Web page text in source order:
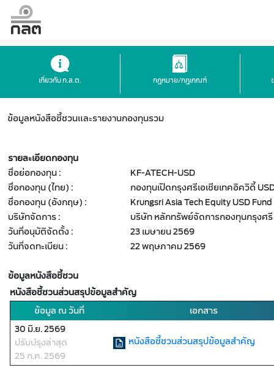
เกี่ยวกับ ก.ล.ต. กฎหมาย/กฎเกณฑ์
ข้อมูลหนังสือชี้ชวนและรายงานกองทุนรวม
รายละเอียดกองทุน
ชื่อย่อกองทุน :
KF-ATECH-USD
ชื่อกองทุน (ไทย) :
กองทุนเปิดกรุงศรีเอเชียเทคอิควิตี้
ชื่อกองทุน (อังกฤษ) :
Krungsri Asia Tech Equity USD Fund
บริษัทจัดการ :
บริษัท หลักทรัพย์จัดการกองทุนกรุงศ
วันที่อนุมัติจัดตั้ง :
23 เมษายน 2569
วันที่จดทะเบียน :
22 พฤษภาคม 2569
ข้อมูลหนังสือชี้ชวน
หนังสือชี้ชวนส่วนสรุปข้อมูลสำคัญ
ข้อมูล ณ วันที่
เอกสาร
30 มิ.ย. 2569
ปรับปรุงล่าสุด
25 ก.ค. 2569
หนังสือชี้ชวนส่วนสรุปข้อมูลสำคัญ